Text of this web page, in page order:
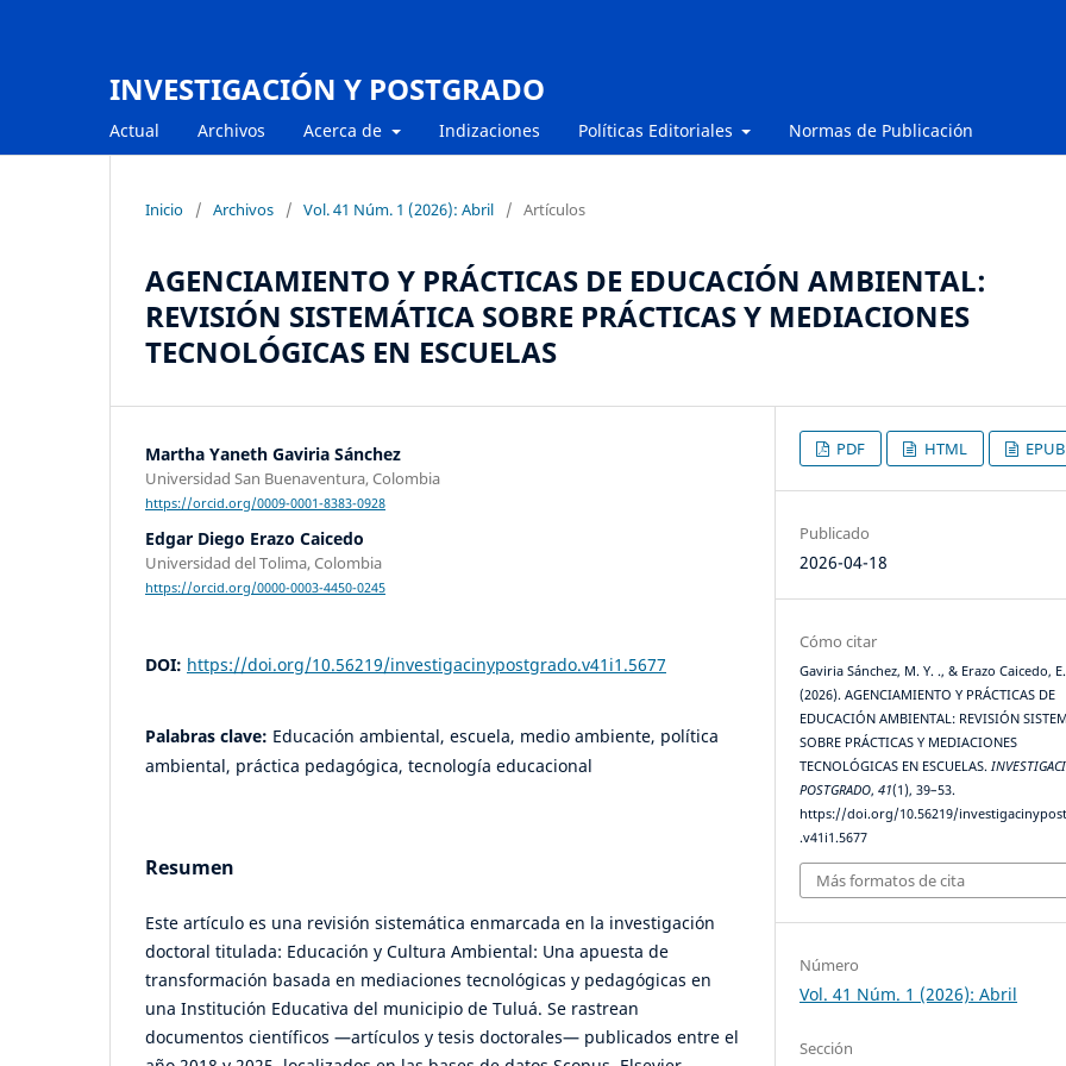
INVESTIGACIÓN Y POSTGRADO
Actual Archivos Acerca de Indizaciones Políticas Editoriales Normas de Publicación
Inicio / Archivos / Vol. 41 Núm. 1 (2026): Abril / Artículos
AGENCIAMIENTO Y PRÁCTICAS DE EDUCACIÓN AMBIENTAL:
REVISIÓN SISTEMÁTICA SOBRE PRÁCTICAS Y MEDIACIONES
TECNOLÓGICAS EN ESCUELAS
Martha Yaneth Gaviria Sánchez
Universidad San Buenaventura, Colombia
https://orcid.org/0009-0001-8383-0928
Edgar Diego Erazo Caicedo
Universidad del Tolima, Colombia
https://orcid.org/0000-0003-4450-0245
DOI: https://doi.org/10.56219/investigacinypostgrado.v41i1.5677
Palabras clave: Educación ambiental, escuela, medio ambiente, política
ambiental, práctica pedagógica, tecnología educacional
Resumen
Este artículo es una revisión sistemática enmarcada en la investigación
doctoral titulada: Educación y Cultura Ambiental: Una apuesta de
transformación basada en mediaciones tecnológicas y pedagógicas en
una Institución Educativa del municipio de Tuluá. Se rastrean
documentos científicos —artículos y tesis doctorales— publicados entre el
PDF HTML EPUB
Publicado
2026-04-18
Cómo citar
Gaviria Sánchez, M. Y. ., & Erazo Caicedo,
(2026). AGENCIAMIENTO Y PRÁCTICAS DE
EDUCACIÓN AMBIENTAL: REVISIÓN
SOBRE PRÁCTICAS Y MEDIACIONES
TECNOLÓGICAS EN ESCUELAS.
POSTGRADO,41(1), 39–53.
https://doi.org/10.56219/
.v41i1.5677
Más formatos de cita
Número
Vol. 41 Núm. 1 (2026): Abril
Sección